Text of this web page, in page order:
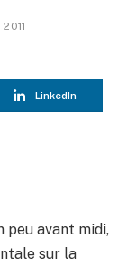
LinkedIn
peu avant midi,
sur la